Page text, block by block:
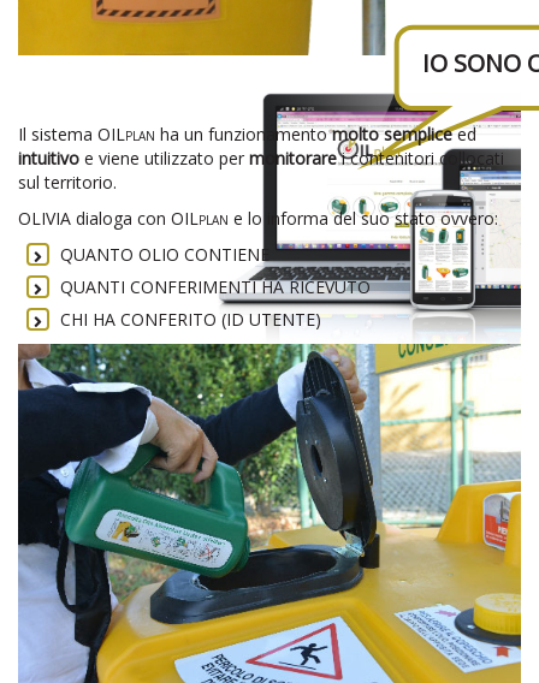
IO SONO
COME POSSIAMO
COMUNICARE?
Il sistema OILplan ha un funzionamentomolto sempliceed
intuitivo e viene utilizzato per monitorarei contenitori collocati
sul territorio.
OLIVIA dialoga con OILplan e lo informa del suo stato ovvero:
QUANTO OLIO CONTIENE
QUANTI CONFERIMENTI HA RICEVUTO
CHI HA CONFERITO (ID UTENTE)